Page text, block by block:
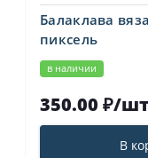
Балаклава
пиксель
в наличии
350.00 ₽/
В